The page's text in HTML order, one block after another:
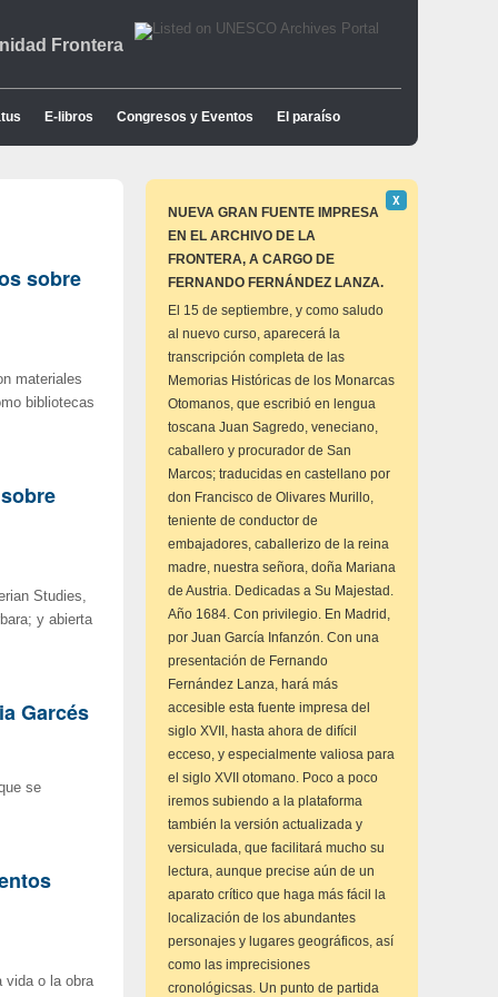
Frontera
E-libros Congresos y Eventos El paraíso
sobre
materiales
bibliotecas
Studies,
y abierta
Garcés
se
vida o la obra
NUEVA GRAN FUENTE IMPRESA
EN EL ARCHIVO DE LA
FRONTERA, A CARGO DE
FERNANDO FERNÁNDEZ LANZA.
Descartar
este
Χ
El 15 de septiembre, y como saludo
al nuevo curso, aparecerá la
transcripción completa de las
Memorias Históricas de los Monarcas
Otomanos, que escribió en lengua
toscana Juan Sagredo, veneciano,
caballero y procurador de San
Marcos; traducidas en castellano por
don Francisco de Olivares Murillo,
teniente de conductor de
embajadores, caballerizo de la reina
madre, nuestra señora, doña Mariana
de Austria. Dedicadas a Su Majestad.
Año 1684. Con privilegio. En Madrid,
por Juan García Infanzón. Con una
presentación de Fernando
Fernández Lanza, hará más
accesible esta fuente impresa del
siglo XVII, hasta ahora de difícil
ecceso, y especialmente valiosa para
el siglo XVII otomano. Poco a poco
iremos subiendo a la plataforma
también la versión actualizada y
versiculada, que facilitará mucho su
lectura, aunque precise aún de un
aparato crítico que haga más fácil la
localización de los abundantes
personajes y lugares geográficos, así
como las imprecisiones
cronológicsas. Un punto de partida